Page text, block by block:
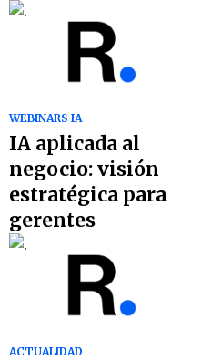
WEBINARS IA
IA aplicada al
negocio: visión
estratégica para
gerentes
ACTUALIDAD